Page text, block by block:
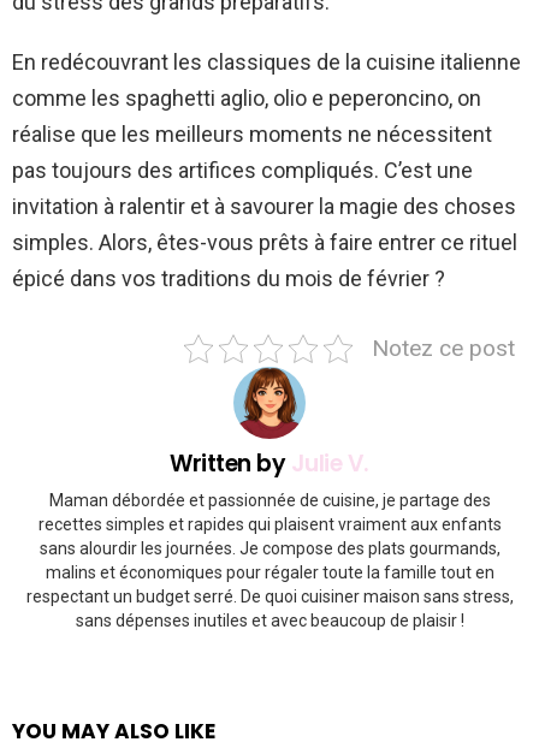
En redécouvrant les classiques de la cuisine italienne
comme les spaghetti aglio, olio e peperoncino, on
réalise que les meilleurs moments ne nécessitent
pas toujours des artifices compliqués. C’est une
invitation à ralentir et à savourer la magie des choses
simples. Alors, êtes-vous prêts à faire entrer ce rituel
épicé dans vos traditions du mois de février ?
Notez ce post
Written byJulie V.
Maman débordée et passionnée de cuisine, je partage des
recettes simples et rapides qui plaisent vraiment aux enfants
sans alourdir les journées. Je compose des plats gourmands,
malins et économiques pour régaler toute la famille tout en
respectant un budget serré. De quoi cuisiner maison sans stress,
sans dépenses inutiles et avec beaucoup de plaisir !
YOU MAY ALSO LIKE